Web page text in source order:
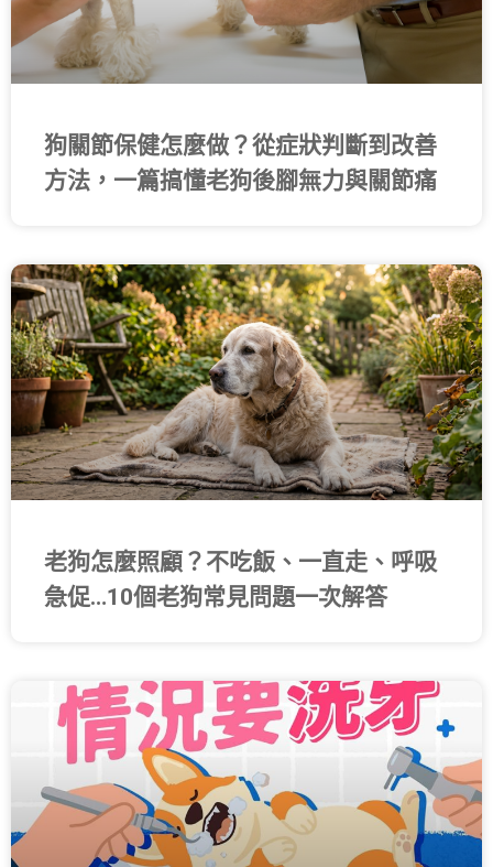
狗關節保健怎麼做？從症狀判斷到改善
方法，一篇搞懂老狗後腳無力與關節痛
老狗怎麼照顧？不吃飯、一直走、呼吸
急促…10個老狗常見問題一次解答